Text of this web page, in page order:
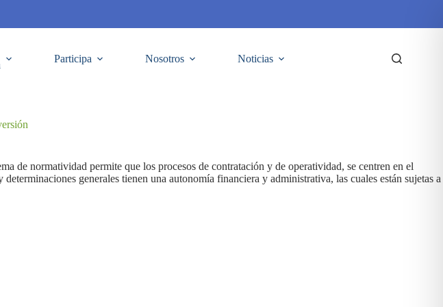
Participa Nosotros Noticias
de normatividad permite que los procesos de contratación y de operatividad, se centren en el
generales tienen una autonomía financiera y administrativa, las cuales están sujetas a